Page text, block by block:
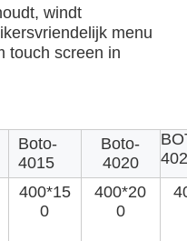
windt
menu
touch screen in
Boto-
4015
Boto-
4020
400*15
0
400*20
0